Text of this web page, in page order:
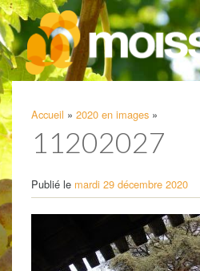
Accueil » 2020 en images »
11202027
Publié le mardi 29 décembre 2020